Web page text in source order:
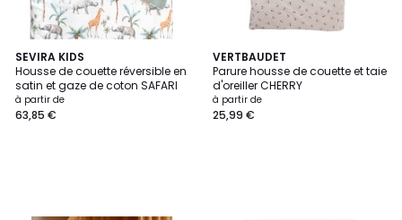
SEVIRA KIDS
Housse de couette réversible en
satin et gaze de coton SAFARI
à partir de
63,85 €
VERTBAUDET
Parure housse de couette et taie
d'oreiller CHERRY
à partir de
25,99 €